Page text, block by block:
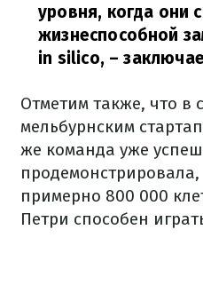
уровня, когда они
жизнеспособной
in silico, –
Отметим также, что в
мельбурнским
же команда уже
продемонстрировала,
примерно 800 000
Петри способен